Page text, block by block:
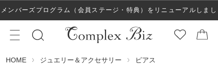
メンバーズプログラム（会員ステージ・特典）をリニューアルしまし
た！
HOME ジュエリー＆アクセサリー ピアス